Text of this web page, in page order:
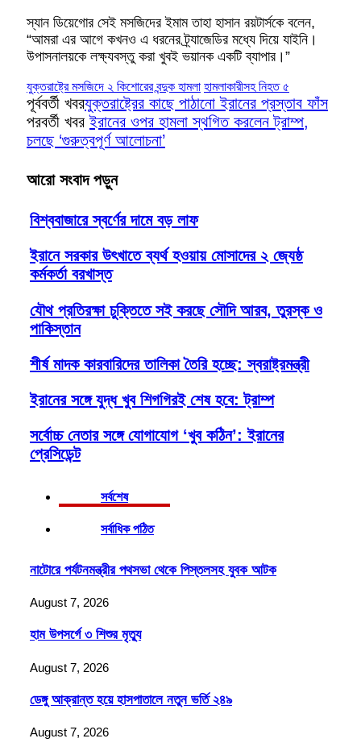
স্যান ডিয়েগোর সেই মসজিদের ইমাম তাহা হাসান রয়টার্সকে বলেন,
“আমরা এর আগে কখনও এ ধরনের ট্র্যাজেডির মধ্যে দিয়ে যাইনি।
উপাসনালয়কে লক্ষ্যবস্তু করা খুবই ভয়ানক একটি ব্যাপার।”
যুক্তরাষ্ট্রে মসজিদে ২ কিশোরের বন্দুক হামলা হামলাকারীসহ নিহত ৫
পূর্ববর্তী খবরযুক্তরাষ্ট্রের কাছে পাঠানো ইরানের প্রস্তাব ফাঁস
পরবর্তী খবরইরানের ওপর হামলা স্থগিত করলেন ট্রাম্প,
চলছে ‘গুরুত্বপূর্ণ আলোচনা’
আরো সংবাদ পড়ুন
বিশ্ববাজারে স্বর্ণের দামে বড় লাফ
ইরানে সরকার উৎখাতে ব্যর্থ হওয়ায় মোসাদের ২ জ্যেষ্ঠ
কর্মকর্তা বরখাস্ত
যৌথ প্রতিরক্ষা চুক্তিতে সই করছে সৌদি আরব, তুরস্ক ও
পাকিস্তান
শীর্ষ মাদক কারবারিদের তালিকা তৈরি হচ্ছে: স্বরাষ্ট্রমন্ত্রী
ইরানের সঙ্গে যুদ্ধ খুব শিগগিরই শেষ হবে: ট্রাম্প
সর্বোচ্চ নেতার সঙ্গে যোগাযোগ ‘খুব কঠিন’: ইরানের
প্রেসিডেন্ট
সর্বশেষ
সর্বাধিক পঠিত
নাটোরে পর্যটনমন্ত্রীর পথসভা থেকে পিস্তলসহ যুবক আটক
August 7, 2026
হাম উপসর্গে ৩ শিশুর মৃত্যু
August 7, 2026
ডেঙ্গু আক্রান্ত হয়ে হাসপাতালে নতুন ভর্তি ২৪৯
August 7, 2026